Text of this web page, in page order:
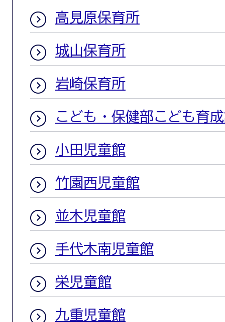
高見原保育所
城山保育所
岩崎保育所
こども・保健部こども育
小田児童館
竹園西児童館
並木児童館
手代木南児童館
栄児童館
九重児童館